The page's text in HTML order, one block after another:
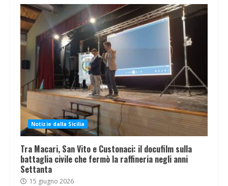
Notizie dalla Sicilia
Tra Macari, San Vito e Custonaci: il docufilm sulla
battaglia civile che fermò la raffineria negli anni
Settanta
15 giugno 2026